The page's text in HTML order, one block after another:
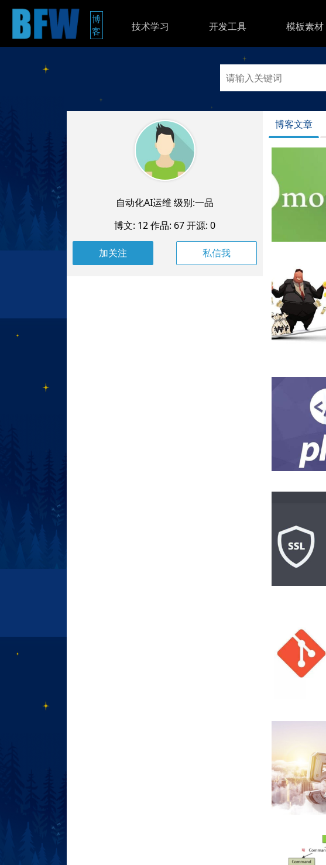
博
客
技术学习 开发工具 模板素材
自动化AI运维 级别:一品
博文: 12作品: 67开源: 0
私信我
博客文章